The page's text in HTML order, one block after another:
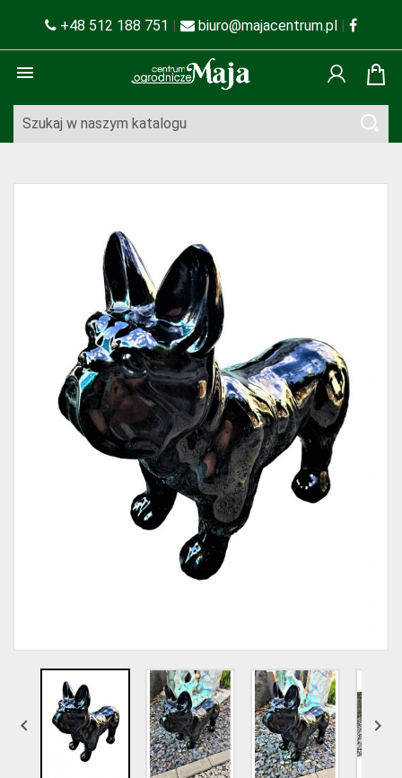
+48 512 188 751 | biuro@majacentrum.pl |

 